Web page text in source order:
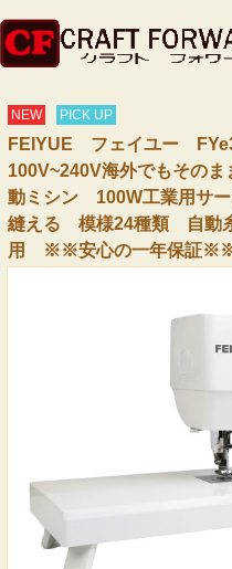
NEW PICK UP
FEIYUE フェイユー
100V~240V海外でもその
動ミシン 100W工業用サ
縫える 模様24種類 自動
用 ※※安心の一年保証